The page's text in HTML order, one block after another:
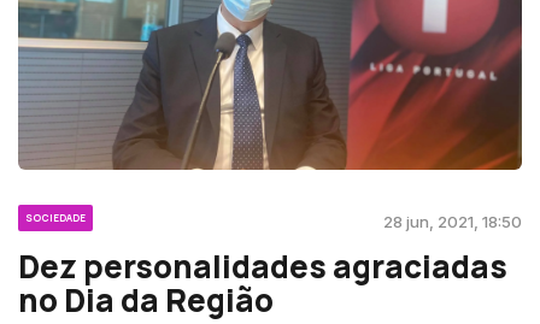
SOCIEDADE 28 jun, 2021, 18:50
Dez personalidades agraciadas
no Dia da Região